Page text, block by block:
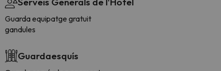
Guarda equipatge gratuit
gandules
Guardaesquís